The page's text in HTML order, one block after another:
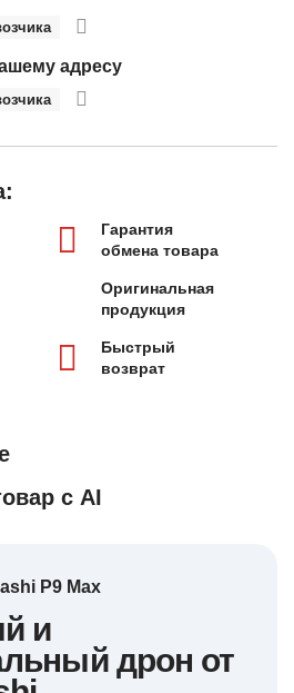
адресу
Гарантия
обмена товара
Оригинальная
продукция
Быстрый
возврат
с AI
P9 Max
и
дрон от